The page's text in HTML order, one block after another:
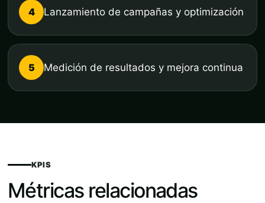
4 Lanzamiento de campañas y optimización
5 Medición de resultados y mejora continua
KPIS
Métricas relacionadas